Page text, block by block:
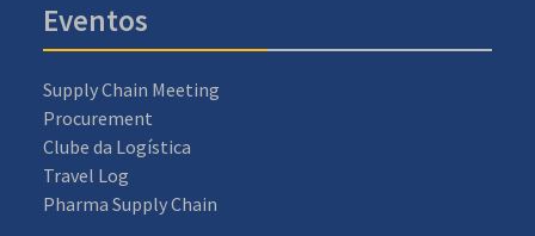
Eventos
Supply Chain Meeting
Procurement
Clube da Logística
Travel Log
Pharma Supply Chain